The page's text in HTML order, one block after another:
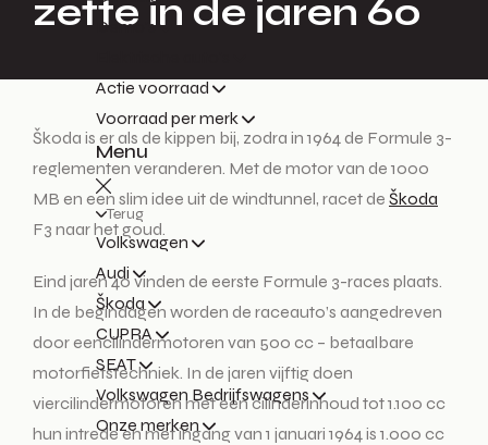
Demo's
Actie voorraad
Voorraad per merk
Menu
Terug
Volkswagen
Audi
Škoda
CUPRA
SEAT
Volkswagen Bedrijfswagens
Onze merken
zette in de jaren 60
Škoda is er als de kippen bij, zodra in 1964 de Formule 3-
reglementen veranderen. Met de motor van de 1000
MB en een slim idee uit de windtunnel, racet de Škoda
F3 naar het goud.
Eind jaren 40 vinden de eerste Formule 3-races plaats.
In de begindagen worden de raceauto’s aangedreven
door eencilindermotoren van 500 cc – betaalbare
motorfietstechniek. In de jaren vijftig doen
viercilindermotoren met een cilinderinhoud tot 1.100 cc
hun intrede en met ingang van 1 januari 1964 is 1.000 cc